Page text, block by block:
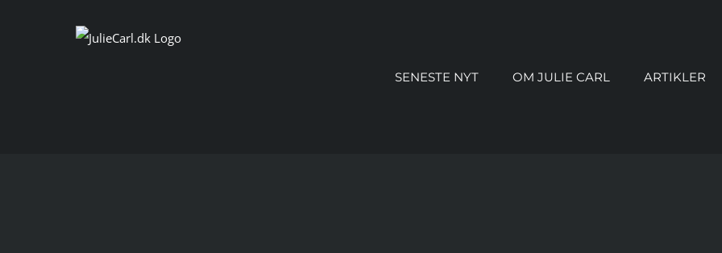
SENESTE NYT OM JULIE CARL ARTIKLER